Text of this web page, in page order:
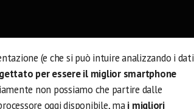
(e che si può intuire analizzando i dati
per essere il miglior smartphone
non possiamo che partire dalle
oggi disponibile, mai migliori